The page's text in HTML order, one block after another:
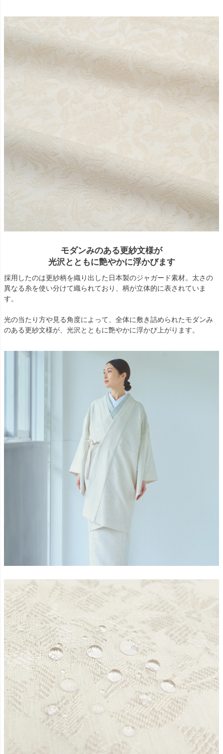
モダンみのある更紗文様が
光沢とともに艶やかに浮かびます
採用したのは更紗柄を織り出した日本製のジャガード素材。太さの
異なる糸を使い分けて織られており、柄が立体的に表されていま
す。
光の当たり方や見る角度によって、全体に敷き詰められたモダンみ
のある更紗文様が、光沢とともに艶やかに浮かび上がります。